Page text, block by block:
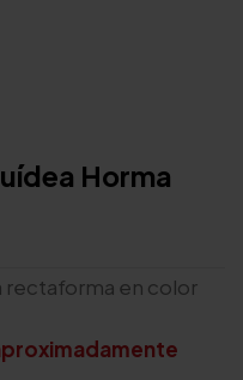
Horma
rectaforma en color